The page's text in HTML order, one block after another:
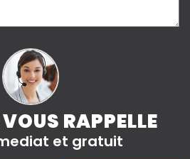
RAPPELLE
et gratuit